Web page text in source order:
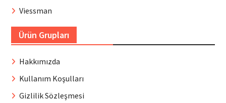
Viessman
Ürün Grupları
Hakkımızda
Kullanım Koşulları
Gizlilik Sözleşmesi